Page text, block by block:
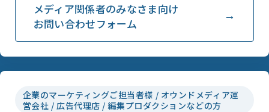
メディア関係者のみなさま向け
お問い合わせフォーム
企業のマーケティングご担当者様 / オウンドメディア運
営会社 / 広告代理店 / 編集プロダクションなどの方